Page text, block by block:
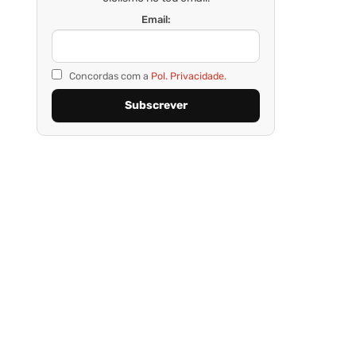
Email:
Concordas com a Pol. Privacidade.